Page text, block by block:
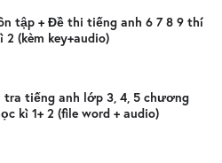
tập + Đề thi tiếng anh 6 7 8 9 thí
(kèm key+audio)
tra tiếng anh lớp 3, 4, 5 chương
kì 1+ 2 (file word + audio)